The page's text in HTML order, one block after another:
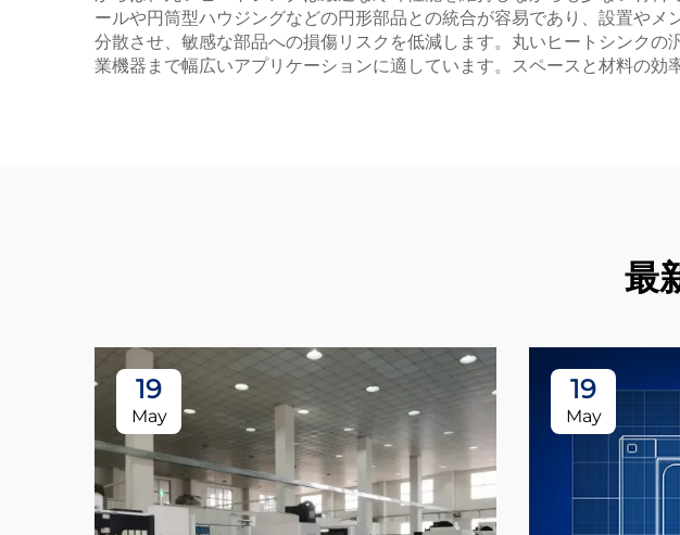
ールや円筒型ハウジングなどの円形部品との統合が容易であり、設置や
分散させ、敏感な部品への損傷リスクを低減します。丸いヒートシンク
業機器まで幅広いアプリケーションに適しています。スペースと材料の
最
19
May
19
May